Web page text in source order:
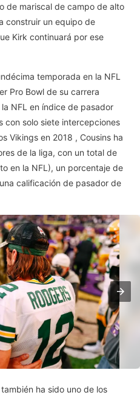
de mariscal de campo de alto
construir un equipo de
Kirk continuará por ese
temporada en la NFL
Pro Bowl de su carrera
NFL en índice de pasador
con solo siete intercepciones
Vikings en 2018 , Cousins ​​​​ha
de la liga, con un total de
en la NFL), un porcentaje de
calificación de pasador de
ha sido uno de los